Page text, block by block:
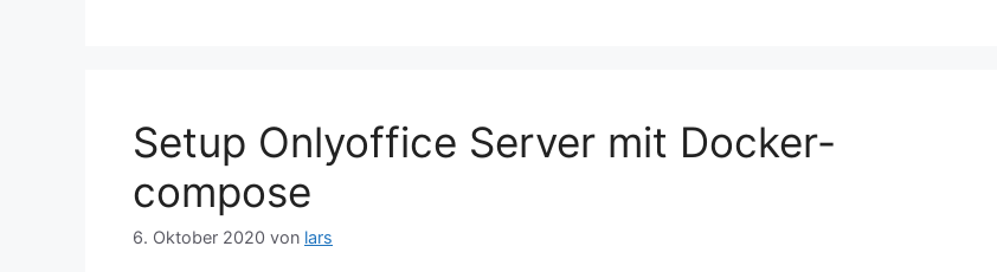
Setup Onlyoffice Server mit Docker-
compose
6. Oktober 2020 von lars